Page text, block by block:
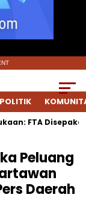
POLITIK
FTA Disepakati
Peluang
Daerah